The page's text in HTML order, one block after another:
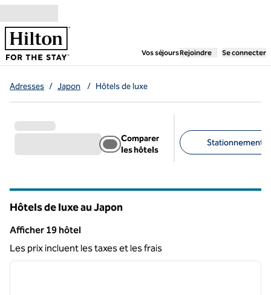
Aller directement au contenu
Vos séjours,ouvre un nouvel
Rejoindre Se connecter
Adresses / Japon / Hôtels de luxe
Comparer
les hôtels
Stationnement
Hôtels de luxe au Japon
Afficher 19 hôtel
Afficher 19 hôtel
Les prix incluent les taxes et les frais
1 sur 12